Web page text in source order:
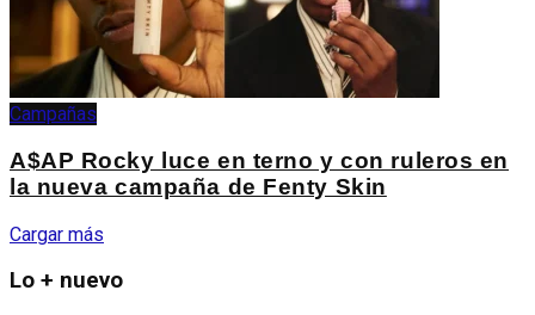
Campañas
A$AP Rocky luce en terno y con ruleros en
la nueva campaña de Fenty Skin
Cargar más
Lo + nuevo